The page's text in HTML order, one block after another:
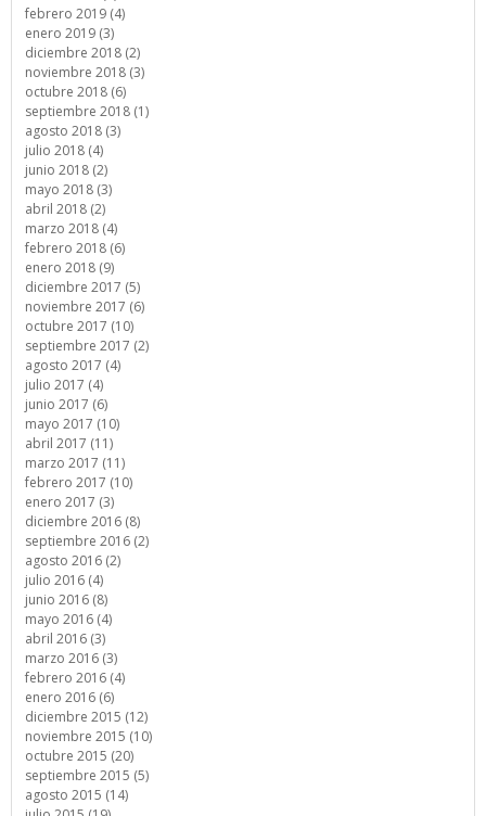
febrero 2019 (4)
enero 2019 (3)
diciembre 2018 (2)
noviembre 2018 (3)
octubre 2018 (6)
septiembre 2018 (1)
agosto 2018 (3)
julio 2018 (4)
junio 2018 (2)
mayo 2018 (3)
abril 2018 (2)
marzo 2018 (4)
febrero 2018 (6)
enero 2018 (9)
diciembre 2017 (5)
noviembre 2017 (6)
octubre 2017 (10)
septiembre 2017 (2)
agosto 2017 (4)
julio 2017 (4)
junio 2017 (6)
mayo 2017 (10)
abril 2017 (11)
marzo 2017 (11)
febrero 2017 (10)
enero 2017 (3)
diciembre 2016 (8)
septiembre 2016 (2)
agosto 2016 (2)
julio 2016 (4)
junio 2016 (8)
mayo 2016 (4)
abril 2016 (3)
marzo 2016 (3)
febrero 2016 (4)
enero 2016 (6)
diciembre 2015 (12)
noviembre 2015 (10)
octubre 2015 (20)
septiembre 2015 (5)
agosto 2015 (14)